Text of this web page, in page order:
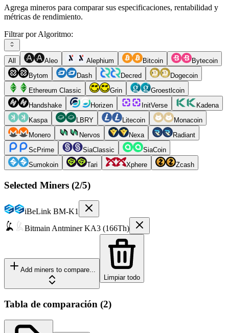
Agrega mineros para comparar sus especificaciones, rentabilidad y
métricas de rendimiento.
Filtrar por Algoritmo:
All Aleo Alephium Bitcoin
Bytecoin
Bytom
Dash Decred
Dogecoin
Ethereum Classic
Grin
Groestlcoin
Handshake
Horizen InitVerse
Kadena
Kaspa
LBRY Litecoin
Monacoin
Monero
Nervos Nexa
Radiant
ScPrime
SiaClassic
SiaCoin
Sumokoin
Tari Xphere Zcash
Selected Miners (2/5)
iBeLink BM-K1
Bitmain Antminer KA3 (166Th)
Add miners to compare...
Limpiar todo
Tabla de comparación (2)